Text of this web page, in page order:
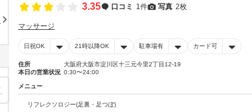
3.35 口コミ 1件 写真 2枚
マッサージ
日祝OK 21時以降OK 駐車場有 カード可
住所
大阪府大阪市淀川区十三元今里2丁目12-19
本日の営業状況 0:30〜24:00
メニュー
リフレクソロジー(足裏・足つぼ)